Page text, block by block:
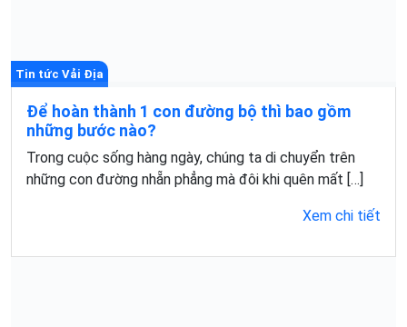
Tin tức Vải Địa
Để hoàn thành 1 con đường bộ thì bao gồm
những bước nào?
Trong cuộc sống hàng ngày, chúng ta di chuyển trên
những con đường nhẵn phẳng mà đôi khi quên mất […]
Xem chi tiết